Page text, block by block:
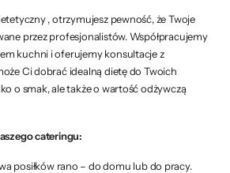
, otrzymujesz pewność, że Twoje
przez profesjonalistów. Współpracujemy
kuchni i oferujemy konsultacje z
Ci dobrać idealną dietę do Twoich
o smak, ale także o wartość odżywczą
cateringu:
posiłków rano – do domu lub do pracy.